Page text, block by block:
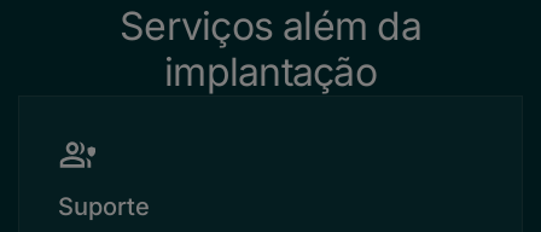
Serviços além da
implantação
Suporte